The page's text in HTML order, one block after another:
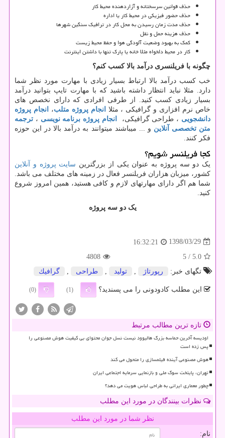
حذف قوانین سرسختانه و آزاردهنده محیط کار
حذف حضور فیزیکی در محیط کار یا اداره
حذف مدت زمان رسیدن به محل کار در ترافیک سنگین شهرها
حذف هزینه حمل و نقل
کمک به بهبود وضعیت آلودگی هوا و حفظ محیط زیست
کار در محیط دلخواه مثلا خانه یا پارک تنها با داشتن اینترنت
چگونه با فریلنسری درآمد بالا کسب کنم؟
خب کسب درآمد بالا ارتباط بسیار زیادی با مهارت مورد نظر شما
دارد. مثلا نباید انتظار داشته باشید که با مهارت تایپ بتوانید درآمد
بسیار زیادی کسب کنید. از طرفی افرادی که دارای نخصص های
خاص نرم افزاری و گرافیکی ، مثلا انجام پروژه متلب،
انجام پروژه
دانشجویی ، طراحی گرافیکی، انجام پروژه برنامه نویسی ، ترجمه
متن تخصصی آنلاین و ... میباشند میتوانند به درآمد بالا در این حوزه
فکر کنند
کجا فریلنسر شویم؟
یک دو سه پروژه به عنوان یکی از بزرگترین سایت پروژه و آنلاین
کشور، میزبان هزاران فریلنسر فعال در زمینه های مختلف می باشد.
شما هم اگر دارای مهارتهای لازم و کافی هستید، همین امروز شروع
کنید.
یک دو سه پروژه
1398/03/29
16:32:21
5.0
/ 5
4808
تگهای خبر:
رپورتاژ تولید طراحی گرافیك
این مطلب کادودونی را می پسندید؟ (1)
(0)
تازه ترین مطالب مرتبط
اودیسه آخرین حماسه بزرگ هالیوود نیست نسل جوان محتوای بی کیفیت هوش مصنوعی را
پس زده است
هوش مصنوعی آینده فیلمسازی را متحول می کند
تهران، پایتخت سوگ ملی و بازنمایی سرمایه اجتماعی ایران
چطور معماری ایرانی به طراحی لباس هویت می دهد؟
نظرات بینندگان در مورد این مطلب
نظر شما در مورد این مطلب
نام: